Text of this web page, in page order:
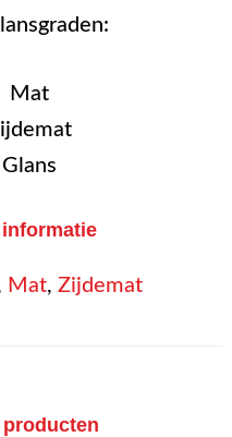
Mat
Glans
Mat, Zijdemat